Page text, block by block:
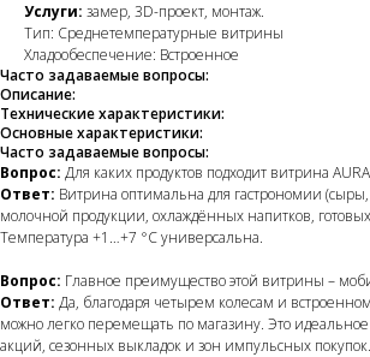
Услуги: замер, 3D-проект, монтаж.
Тип: Среднетемпературные витрины
Хладообеспечение: Встроенное
Часто задаваемые вопросы:
Описание:
Технические характеристики:
Основные характеристики:
Часто задаваемые вопросы:
Вопрос: Для каких продуктов подходит витрина
Ответ: Витрина оптимальна для гастрономии
молочной продукции, охлаждённых напитков,
Температура +1…+7 °C универсальна.
Вопрос: Главное преимущество этой витрины –
Ответ: Да, благодаря четырем колесам и
можно легко перемещать по магазину. Это
акций, сезонных выкладок и зон импульсных покупок.